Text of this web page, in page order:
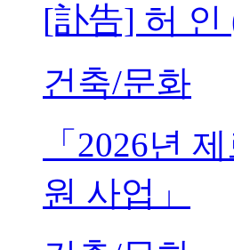
[訃告] 허 인
건축/문화
「2026년
원 사업」